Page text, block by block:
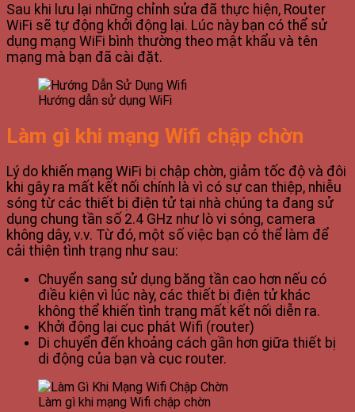
Sau khi lưu lại những chỉnh sửa đã thực hiện, Router
WiFi sẽ tự động khởi động lại. Lúc này bạn có thể sử
dụng mạng WiFi bình thường theo mật khẩu và tên
mạng mà bạn đã cài đặt.
Hướng dẫn sử dụng WiFi
Làm gì khi mạng Wifi chập chờn
Lý do khiến mạng WiFi bị chập chờn, giảm tốc độ và đôi
khi gây ra mất kết nối chính là vì có sự can thiệp, nhiễu
sóng từ các thiết bị điện tử tại nhà chúng ta đang sử
dụng chung tần số 2.4 GHz như lò vi sóng, camera
không dây, v.v. Từ đó, một số việc bạn có thể làm để
cải thiện tình trạng như sau:
Chuyển sang sử dụng băng tần cao hơn nếu có
điều kiện vì lúc này, các thiết bị điện tử khác
không thể khiến tình trạng mất kết nối diễn ra.
Khởi động lại cục phát Wifi (router)
Di chuyển đến khoảng cách gần hơn giữa thiết bị
di động của bạn và cục router.
Làm gì khi mạng Wifi chập chờn